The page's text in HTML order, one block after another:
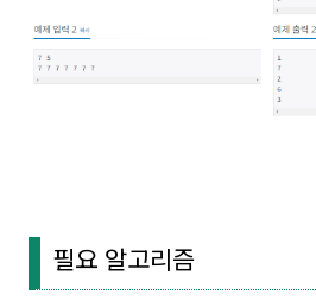
필요 알고리즘